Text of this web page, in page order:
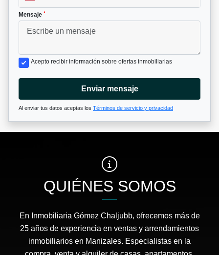
Mensaje *
Acepto recibir información sobre ofertas inmobiliarias
Enviar mensaje
Al enviar tus datos aceptas los Términos de servicio y privacidad
QUIÉNES SOMOS
En Inmobiliaria Gómez Chaljubb, ofrecemos más de
25 años de experiencia en ventas y arrendamientos
inmobiliarios en Manizales. Especialistas en la